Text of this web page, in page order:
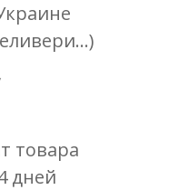
товара
дней